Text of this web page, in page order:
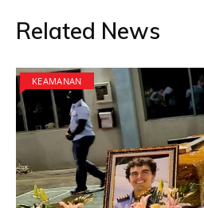
Related News
KEAMANAN